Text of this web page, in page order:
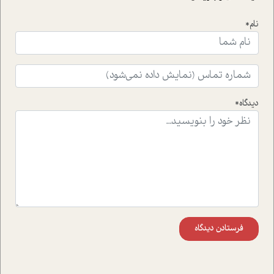
نام*
دیدگاه*
فرستادن دیدگاه